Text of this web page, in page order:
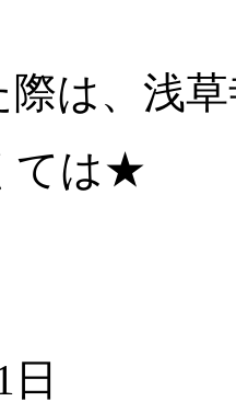
は、浅
ては★